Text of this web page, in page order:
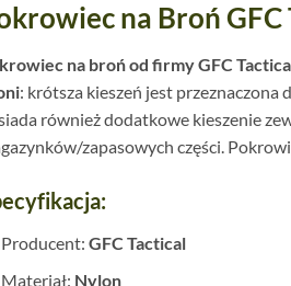
na Broń
na broń od firmy GFC
: krótsza kieszeń jest przeznaczona
również dodatkowe kieszenie
zapasowych części.
Producent: GFC Tactical
Materiał: Nylon